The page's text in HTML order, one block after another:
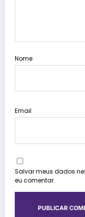
Nome
Email
Salvar meus dados
eu comentar.